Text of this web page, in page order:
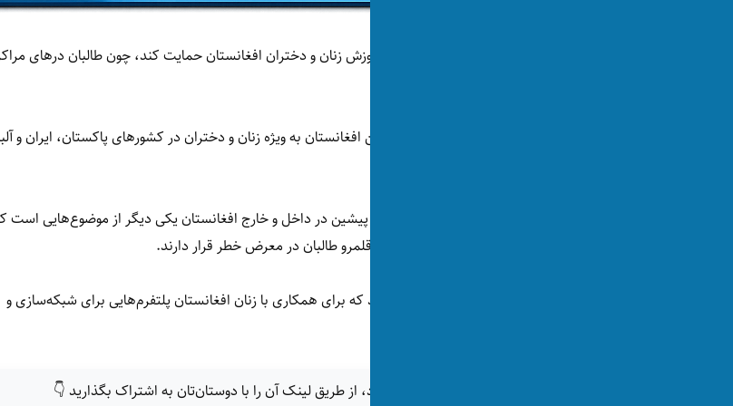
نویسندگان از بانوی اول امریکا خواسته‌ که از آموزش زنان و دختران افغانستان حمایت کند، چون طالبان درهای
آنان همچنین خواستار حمایت امریکا از مهاجرین افغانستان به ویژه زنان و دختران در کشورهای پاکستان، ایران و
حمایت از فعالان حقوق زنان و نظامیان حکومت پیشین در داخل و خارج افغانستان یکی دیگر از موضوع‌هایی است
سوی نویسندگان مطرح شده و گفته‌اند آنان در قلمرو طالبان در معرض خطر قرار دارند.
این جنبش‌ها و نهادها از خانم ترامپ خواسته‌اند که برای همکاری با زنان افغانستان پلتفرم‌هایی برای شبکه‌سازی و
اگر این خبر برای شما جالب بود، از طریق لینک آن را با دوستان‌تان به اشتراک بگذارید 👇